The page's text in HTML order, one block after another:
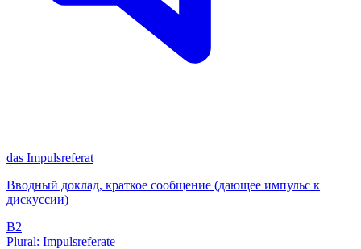
das Impulsreferat
Вводный доклад, краткое сообщение (дающее импульс к
дискуссии)
B2
Plural: Impulsreferate